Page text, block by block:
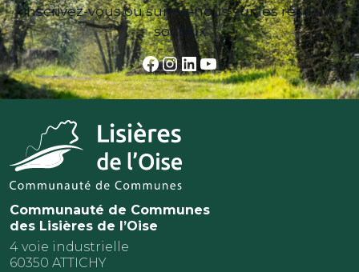
inscrivez-vous ou suivez-nous sur les réseaux
sociaux
Facebook
Instagram
LinkedIn
YouTube
Communauté de Communes
des Lisières de l’Oise
4 voie industrielle
60350 ATTICHY